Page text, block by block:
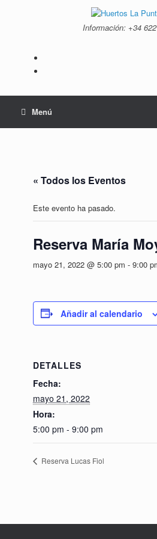
Información: +34
Menú
« Todos los Eventos
Este evento ha pasado.
Reserva María
mayo 21, 2022 @ 5:00 pm - 9:00
Añadir al calendario
DETALLES
Fecha:
mayo 21, 2022
Hora:
5:00 pm - 9:00 pm
Reserva Lucas Fiol